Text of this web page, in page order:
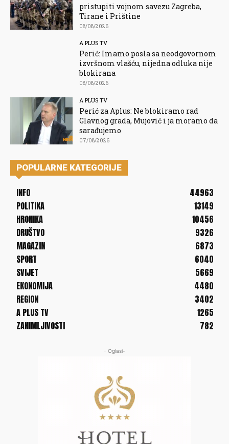
pristupiti vojnom savezu Zagreba,
Tirane i Prištine
08/08/2026
A PLUS TV
Perić: Imamo posla sa neodgovornom
izvršnom vlašću, nijedna odluka nije
blokirana
08/08/2026
A PLUS TV
Perić za Aplus: Ne blokiramo rad
Glavnog grada, Mujović i ja moramo da
sarađujemo
07/08/2026
POPULARNE KATEGORIJE
INFO
44963
POLITIKA
13149
HRONIKA
10456
DRUŠTVO
9326
MAGAZIN
6873
SPORT
6040
SVIJET
5669
EKONOMIJA
4480
REGION
3402
A PLUS TV
1265
ZANIMLJIVOSTI
782
- Oglasi-